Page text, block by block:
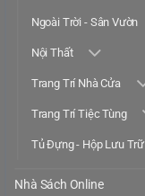
Ngoài Trời - Sân Vườn
Nội Thất
Trang Trí Nhà Cửa
Trang Trí Tiệc Tùng
Tủ Đựng - Hộp Lưu Trữ
Nhà Sách Online